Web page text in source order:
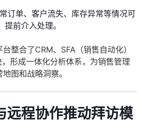
订单、客户流失、库存异常等情况可
前介入处理。
整合了CRM、SFA（销售自动化）
形成一体化分析体系，为销售管理
图和战略洞察。
远程协作推动拜访模